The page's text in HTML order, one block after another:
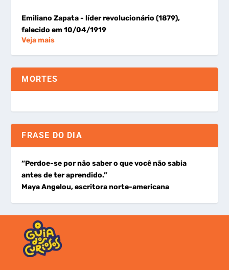
Emiliano Zapata- líder revolucionário (1879),
falecido em 10/04/1919
Veja mais
MORTES
FRASE DO DIA
“Perdoe-se por não saber o que você não sabia
antes de ter aprendido.”
Maya Angelou, escritora norte-americana